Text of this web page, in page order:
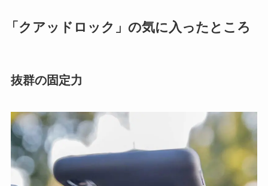
「クアッドロック」の気に入ったところ
抜群の固定力